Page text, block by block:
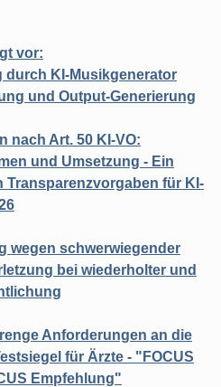
vor:
durch KI-Musikgenerator
und Output-Generierung
nach Art. 50 KI-VO:
und Umsetzung - Ein
Transparenzvorgaben für KI-
wegen schwerwiegender
bei wiederholter und
Anforderungen an die
für Ärzte - "FOCUS
Empfehlung"